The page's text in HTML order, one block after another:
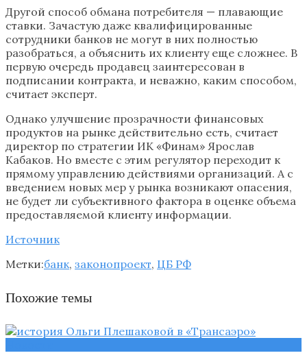
Другой способ обмана потребителя — плавающие
ставки. Зачастую даже квалифицированные
сотрудники банков не могут в них полностью
разобраться, а объяснить их клиенту еще сложнее. В
первую очередь продавец заинтересован в
подписании контракта, и неважно, каким способом,
считает эксперт.
Однако улучшение прозрачности финансовых
продуктов на рынке действительно есть, считает
директор по стратегии ИК «Финам» Ярослав
Кабаков. Но вместе с этим регулятор переходит к
прямому управлению действиями организаций. А с
введением новых мер у рынка возникают опасения,
не будет ли субъективного фактора в оценке объема
предоставляемой клиенту информации.
Источник
Метки:банк, законопроект, ЦБ РФ
Похожие темы